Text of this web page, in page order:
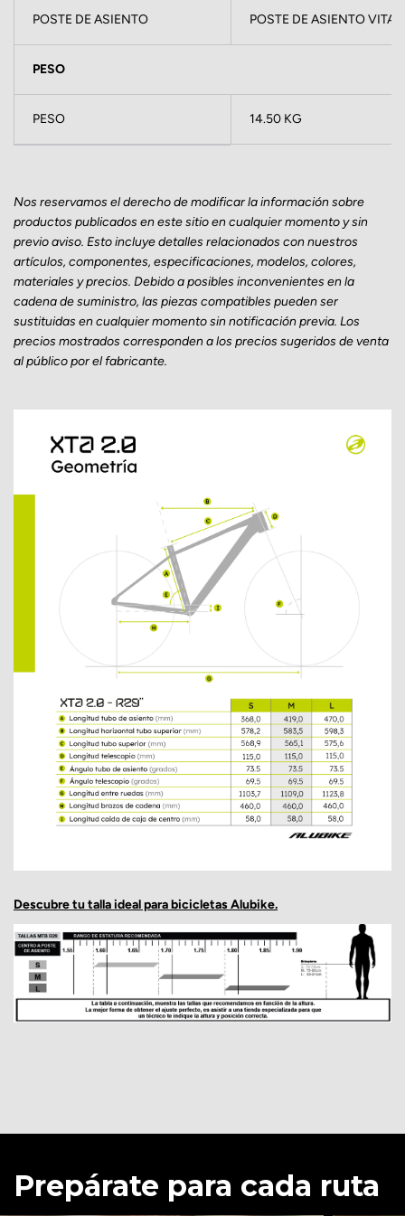
POSTE DE ASIENTO POSTE DE ASIENTO
PESO
PESO 14.50 KG
Nos reservamos el derecho de modificar la información sobre
productos publicados en este sitio en cualquier momento y sin
previo aviso. Esto incluye detalles relacionados con nuestros
artículos, componentes, especificaciones, modelos, colores,
materiales y precios. Debido a posibles inconvenientes en la
cadena de suministro, las piezas compatibles pueden ser
sustituidas en cualquier momento sin notificación previa. Los
precios mostrados corresponden a los precios sugeridos de venta
al público por el fabricante.
Descubre tu talla ideal para bicicletas Alubike.
Prepárate para cada ruta